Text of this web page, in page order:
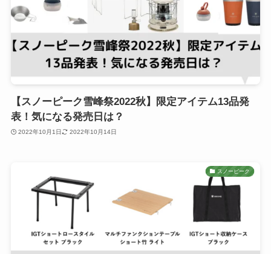
【スノーピーク雪峰祭2022秋】限定アイテム13品発
表！気になる発売日は？
2022年10月1日 2022年10月14日
スノーピーク